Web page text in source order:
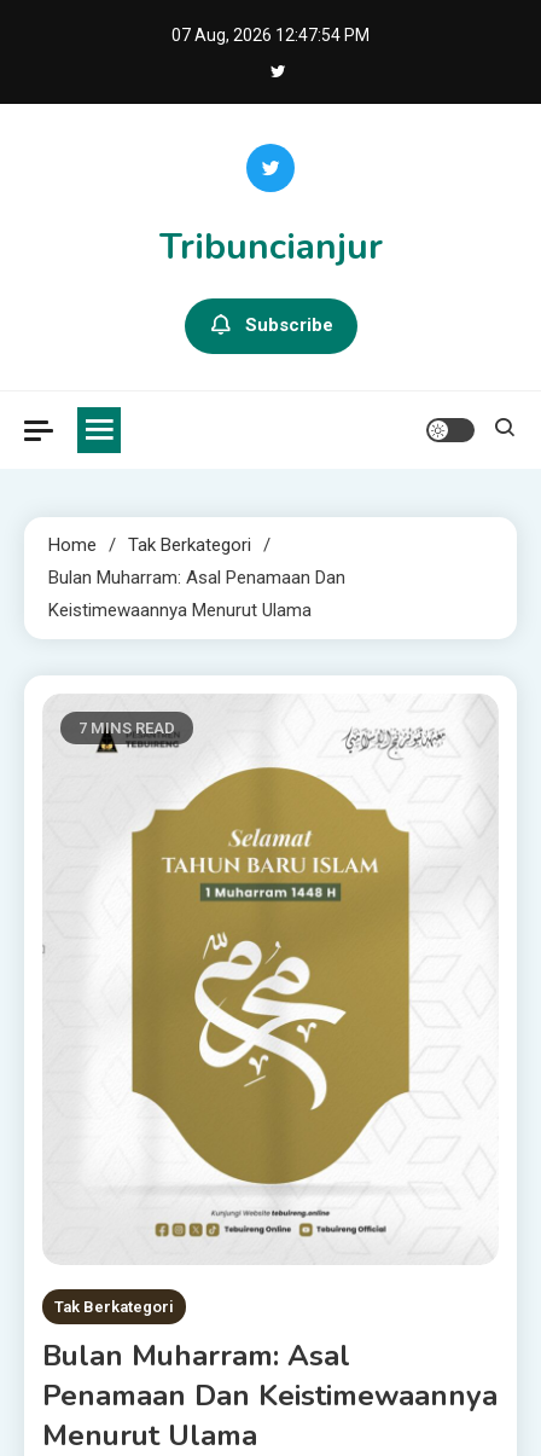
07 Aug, 2026 12:47:56 PM
Tribuncianjur
Subscribe
Home
Tak Berkategori
Bulan Muharram: Asal Penamaan Dan
Keistimewaannya Menurut Ulama
7 MINS READ
Tak Berkategori
Bulan Muharram: Asal
Penamaan Dan Keistimewaannya
Menurut Ulama